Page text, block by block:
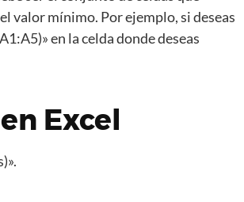
valor mínimo. Por ejemplo, si deseas
en la celda donde deseas
Excel